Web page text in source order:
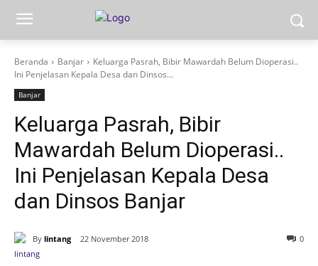
Beranda Banjar
Keluarga Pasrah, Bibir Mawardah Belum Dioperasi..
Ini Penjelasan Kepala Desa dan Dinsos...
Banjar
Keluarga Pasrah, Bibir
Mawardah Belum Dioperasi..
Ini Penjelasan Kepala Desa
dan Dinsos Banjar
By lintang 22 November 2018 0